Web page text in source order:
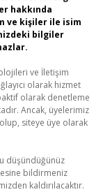
hakkında
ve kişiler ile isim
bilgiler
ve İletişim
olarak hizmet
olarak denetleme
Ancak, üyelerimiz
siteye üye olarak
düşündüğünüz
bildirmeniz
kaldırılacaktır.